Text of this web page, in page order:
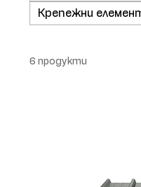
Крепежни
6 продукти